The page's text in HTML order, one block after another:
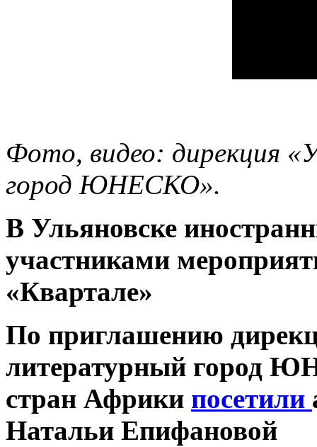
Фото, видео: дирекция
город ЮНЕСКО».
В Ульяновске
участниками
«Квартале»
По приглашению
литературный город
стран Африки посетили
Натальи Епифановой